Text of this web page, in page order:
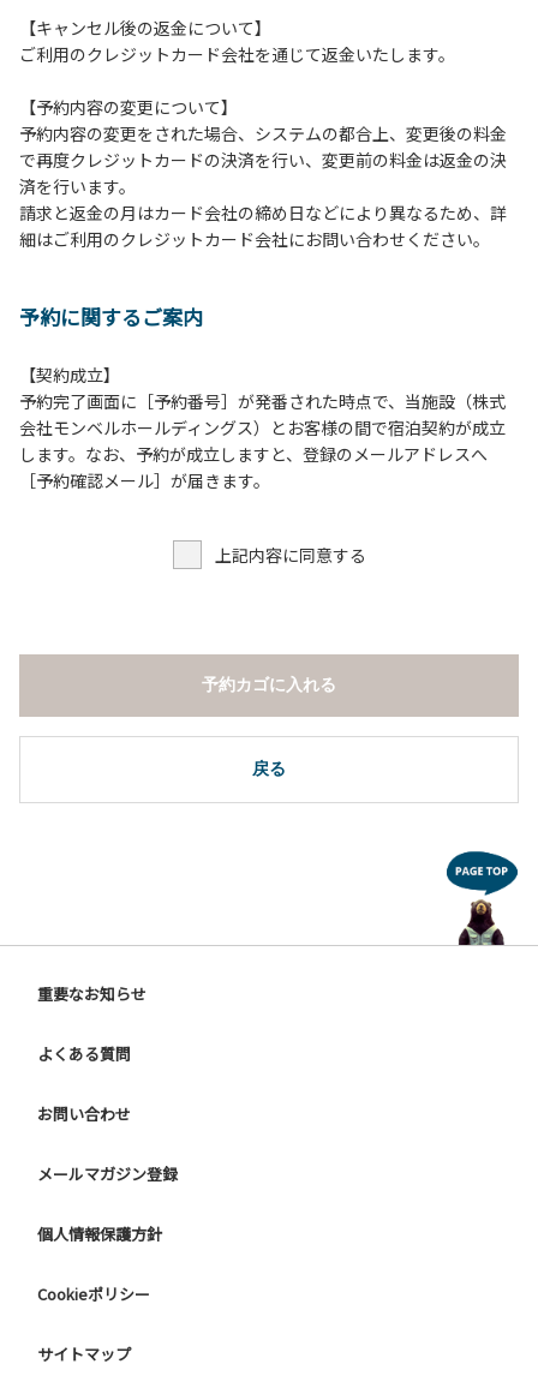
１２.ヴィレッジ場内外灯の消灯時間は21時です。
１.動物（ペット類）の同伴はご遠慮願います。
２.安全管理上、お子様の単独での行動はご遠慮ください。
３.調度品などの持ち出しはしないでください。
４.ご訪問客とのコテージ内での面会はご遠慮願います。
５.テラス、施設内等での花火は禁止です。河原で行う場合は
火の始末の確認、ごみの持ち帰りをお願いします。
７.地面での直火による焚き火、BBQ、キャンプファイヤー
８.テラスでのBBQの利用後は、炭の鎮火の確認をお願いい
たします。
【団体宿泊棟ご利用上の注意事項ならびに禁止事項】
１.食堂や厨房の共用部の独占利用はご遠慮ください。
４.調度品などの持ち出しはしないでください。
７.周囲に迷惑となるような行為（夜間の大声での談笑等）や
他人に嫌悪感を与えるような行為はお止めください。
８.地面での直火による焚き火、BBQ、キャンプファイヤー
は禁止します。
【キャンセル後の返金について】
ご利用のクレジットカード会社を通じて返金いたします。
【予約内容の変更について】
予約内容の変更をされた場合、システムの都合上、変更後の料金
で再度クレジットカードの決済を行い、変更前の料金は返金の決
済を行います。
請求と返金の月はカード会社の締め日などにより異なるため、詳
細はご利用のクレジットカード会社にお問い合わせください。
予約に関するご案内
【契約成立】
予約完了画面に［予約番号］が発番された時点で、当施設（株式
会社モンベルホールディングス）とお客様の間で宿泊契約が成立
します。なお、予約が成立しますと、登録のメールアドレスへ
［予約確認メール］が届きます。
上記内容に同意する
戻る
予約カゴに入れる
重要なお知らせ
よくある質問
お問い合わせ
メールマガジン登録
個人情報保護方針
Cookieポリシー
サイトマップ